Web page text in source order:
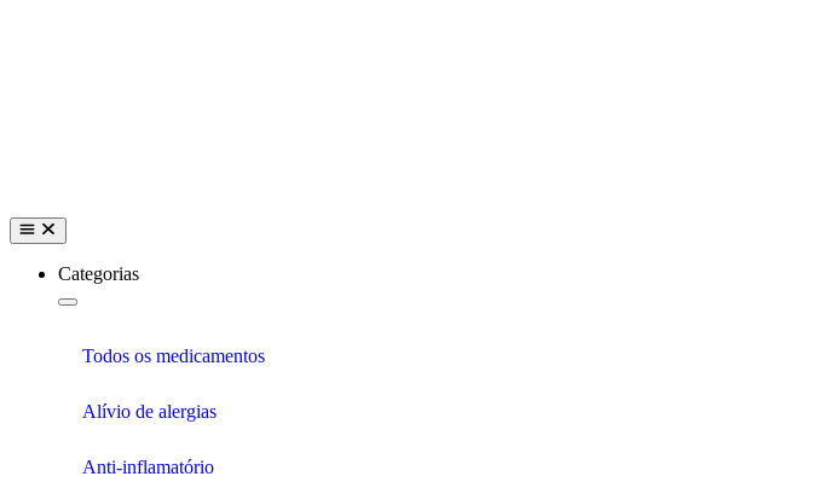
Categorias
Todos os medicamentos
Alívio de alergias
Anti-inflamatório